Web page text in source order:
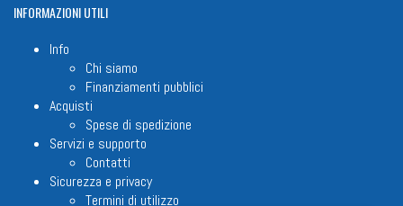
INFORMAZIONIUTILI
Info
Chi siamo
Finanziamenti pubblici
Acquisti
Spese di spedizione
Servizi e supporto
Contatti
Sicurezza e privacy
Termini di utilizzo